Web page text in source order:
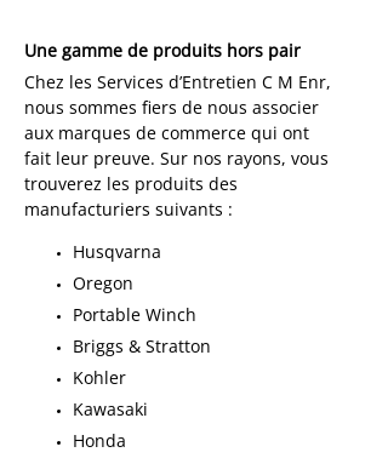
Une gamme de produits hors pair
Chez les Services d’Entretien C M Enr,
nous sommes fiers de nous associer
aux marques de commerce qui ont
fait leur preuve. Sur nos rayons, vous
trouverez les produits des
manufacturiers suivants :
Husqvarna
Oregon
Portable Winch
Briggs & Stratton
Kohler
Kawasaki
Honda